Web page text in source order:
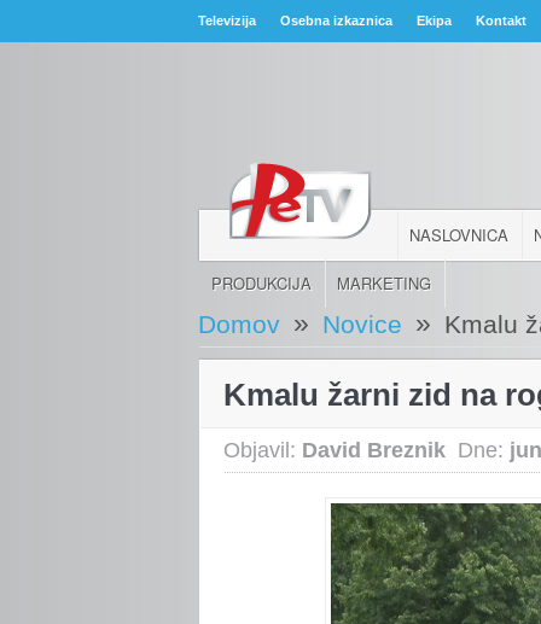
Televizija Osebna izkaznica Ekipa Kontakt
NASLOVNICA
PRODUKCIJA MARKETING
Domov » Novice » Kmalu
Kmalu žarni zid na
Objavil: David Breznik Dne: